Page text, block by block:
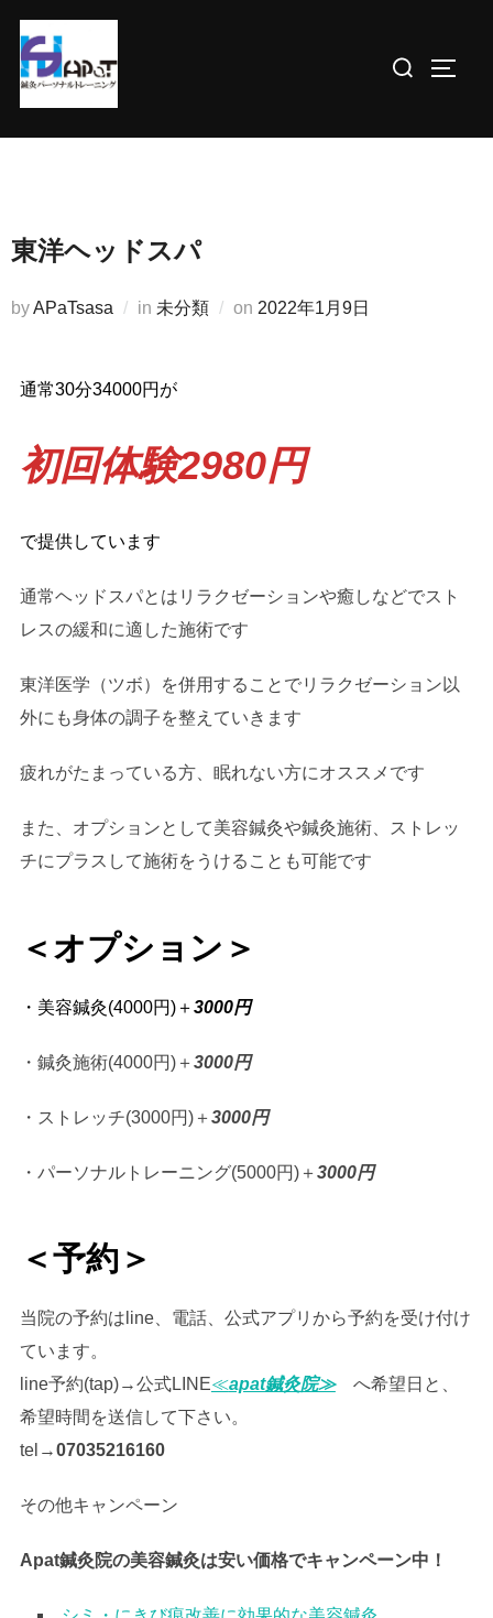
ツ
ッ
索
象:
東洋ヘッドスパ
byAPaTsasa in 未分類 on 投
2022年1月9日
通常30分34000円が
初回体験2980円
で提供しています
通常ヘッドスパとはリラクゼーションや癒しなどでスト
レスの緩和に適した施術です
東洋医学（ツボ）を併用することでリラクゼーション以
外にも身体の調子を整えていきます
疲れがたまっている方、眠れない方にオススメです
また、オプションとして美容鍼灸や鍼灸施術、ストレッ
チにプラスして施術をうけることも可能です
＜オプション＞
・美容鍼灸(4000円)＋3000円
・鍼灸施術(4000円)＋3000円
・ストレッチ(3000円)＋3000円
・パーソナルトレーニング(5000円)＋3000円
＜予約＞
当院の予約はline、電話、公式アプリから予約を受け付け
ています。
line予約(tap)→公式LINE≪apat鍼灸院≫へ希望日と、
希望時間を送信して下さい。
tel→07035216160
その他キャンペーン
Apat鍼灸院の美容鍼灸は安い価格でキャンペーン中！